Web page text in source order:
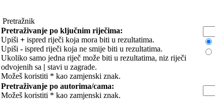
Pretražnik
Pretraživanje po ključnim riječima:
Upiši + ispred riječi koja mora biti u rezultatima.
Upiši - ispred riječi koja ne smije biti u rezultatima.
Ukoliko samo jedna riječ može biti u rezultatima, niz riječi
odvojenih sa | stavi u zagrade.
Možeš koristiti * kao zamjenski znak.
Pretraživanje po autorima/cama:
Možeš koristiti * kao zamjenski znak.